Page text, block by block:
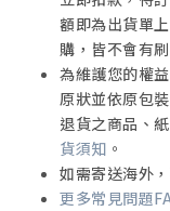
額即為出貨單
購，皆不會有
為維護您的權
原狀並依原包
退貨之商品、
貨須知 。
如需寄送海外
更多常見問題